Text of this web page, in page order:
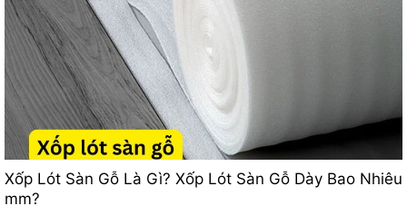
Xốp Lót Sàn Gỗ Là Gì? Xốp Lót Sàn Gỗ Dày Bao Nhiêu
mm?